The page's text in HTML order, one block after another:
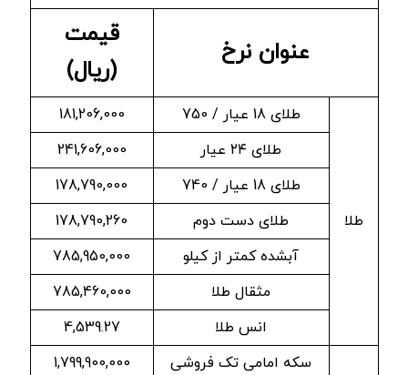
عنوان نرخ
قیمت
(ریال)
طلا
طلای 18 عیار / 750
181,206,000
طلای ۲۴ عیار
241,606,000
طلای 18 عیار / 740
178,790,000
طلای دست دوم
178,790,260
آبشده کمتر از کیلو
785,950,000
مثقال طلا
785,460,000
انس طلا
4,539.27
سکه امامی تک فروشی
1,799,900,000